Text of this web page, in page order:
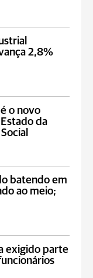
2,8%
o novo
da
batendo em
ao meio;
exigido parte